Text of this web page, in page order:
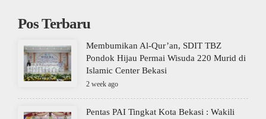
Pos Terbaru
Membumikan Al-Qur’an, SDIT TBZ
Pondok Hijau Permai Wisuda 220 Murid di
Islamic Center Bekasi
2 week ago
Pentas PAI Tingkat Kota Bekasi : Wakili